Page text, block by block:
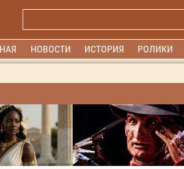
НОВОСТИ ИСТОРИЯ РОЛИКИ